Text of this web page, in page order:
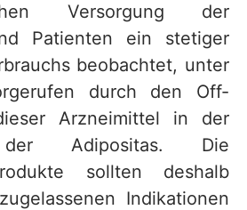
Versorgung der
Patienten ein stetiger
beobachtet, unter
durch den Off-
Arzneimittel in der
der Adipositas. Die
sollten deshalb
Indikationen